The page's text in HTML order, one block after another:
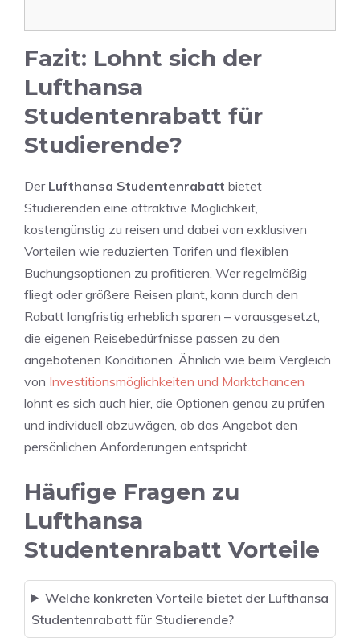
Fazit: Lohnt sich der
Lufthansa
Studentenrabatt für
Studierende?
Der Lufthansa Studentenrabatt bietet
Studierenden eine attraktive Möglichkeit,
kostengünstig zu reisen und dabei von exklusiven
Vorteilen wie reduzierten Tarifen und flexiblen
Buchungsoptionen zu profitieren. Wer regelmäßig
fliegt oder größere Reisen plant, kann durch den
Rabatt langfristig erheblich sparen – vorausgesetzt,
die eigenen Reisebedürfnisse passen zu den
angebotenen Konditionen. Ähnlich wie beim Vergleich
von Investitionsmöglichkeiten und Marktchancen
lohnt es sich auch hier, die Optionen genau zu prüfen
und individuell abzuwägen, ob das Angebot den
persönlichen Anforderungen entspricht.
Häufige Fragen zu
Lufthansa
Studentenrabatt Vorteile
Welche konkreten Vorteile bietet der Lufthansa
Studentenrabatt für Studierende?